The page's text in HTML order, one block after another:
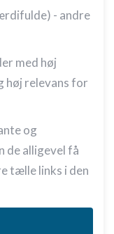
- andre
med høj
høj relevans for
og
de alligevel få
tælle links i den